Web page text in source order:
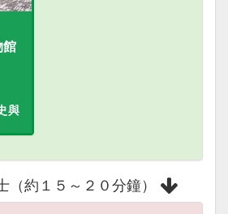
館
與
（約１５～２０分鐘）